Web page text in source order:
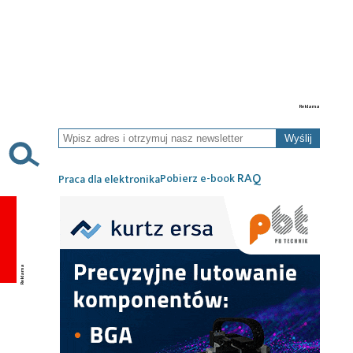
Wyślij
Praca dla elektronikaPobierz e-bookRAQ